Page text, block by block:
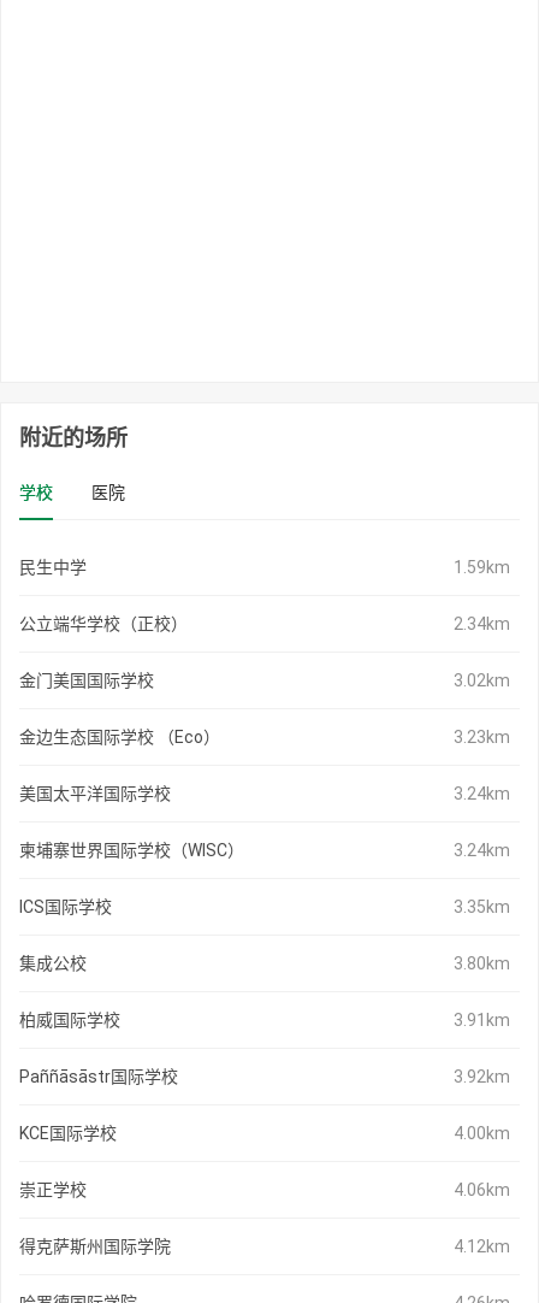
附近的场所
学校 医院
民生中学 1.59km
公立端华学校（正校） 2.34km
金门美国国际学校 3.02km
金边生态国际学校 （Eco） 3.23km
美国太平洋国际学校 3.24km
柬埔寨世界国际学校（WISC） 3.24km
ICS国际学校 3.35km
集成公校 3.80km
柏威国际学校 3.91km
Paññāsāstr国际学校 3.92km
KCE国际学校 4.00km
崇正学校 4.06km
得克萨斯州国际学院 4.12km